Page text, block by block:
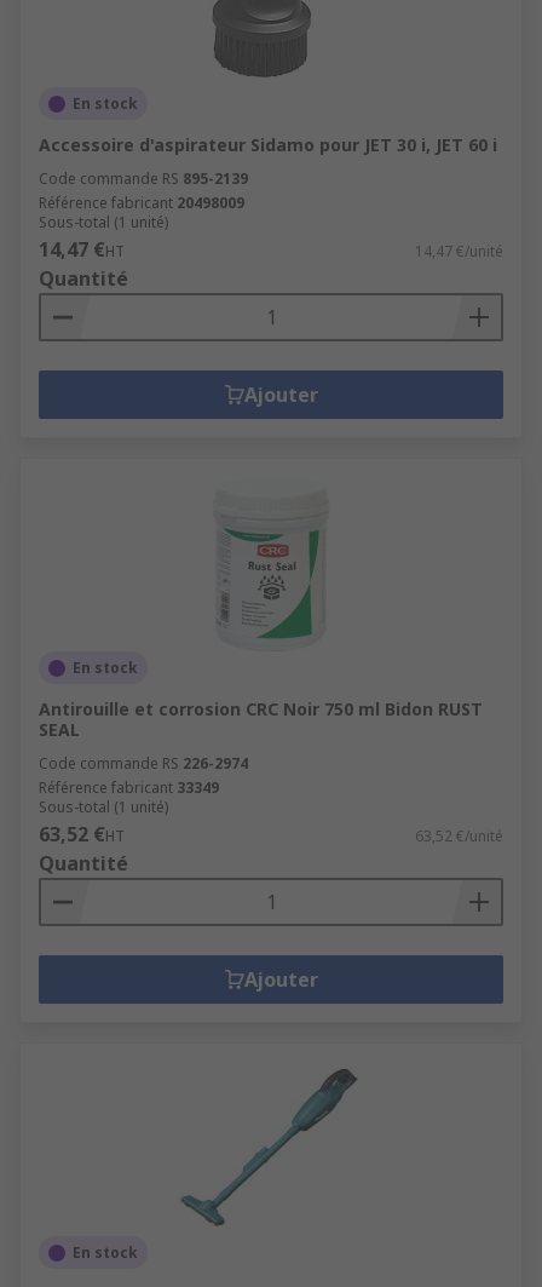
En stock
Accessoire d'aspirateur Sidamo pour JET 30 i, JET 60 i
Code commande RS 895-2139
Référence fabricant 20498009
Sous-total (1 unité)
14,47 €HT 14,47 €/unité
Quantité
Ajouter
En stock
Antirouille et corrosion CRC Noir 750 ml Bidon RUST
SEAL
Code commande RS 226-2974
Référence fabricant 33349
Sous-total (1 unité)
63,52 €HT 63,52 €/unité
Quantité
Ajouter
En stock